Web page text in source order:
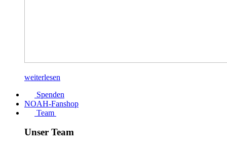
weiterlesen
Spenden
NOAH-Fanshop
Team
Unser Team